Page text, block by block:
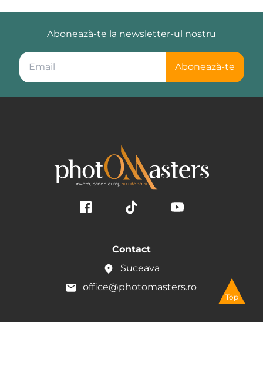
Top
Abonează-te la newsletter-ul nostru
Abonează-te
Contact
Suceava
office@photomasters.ro